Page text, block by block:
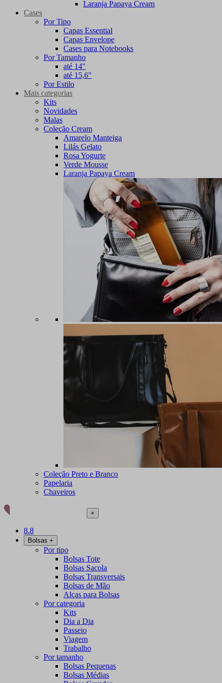
Laranja Papaya Cream
Cases
Por Tipo
Capas Essential
Capas Envelope
Cases para Notebooks
Por Tamanho
até 14"
até 15,6"
Por Estilo
Mais categorias
Kits
Novidades
Malas
Coleção Cream
Amarelo Manteiga
Lilás Gelato
Rosa Yogurte
Verde Mousse
Laranja Papaya Cream
Coleção Preto e Branco
Papelaria
Chaveiros
×
8.8
Bolsas +
Por tipo
Bolsas Tote
Bolsas Sacola
Bolsas Transversais
Bolsas de Mão
Alças para Bolsas
Por categoria
Kits
Dia a Dia
Passeio
Viagem
Trabalho
Por tamanho
Bolsas Pequenas
Bolsas Médias